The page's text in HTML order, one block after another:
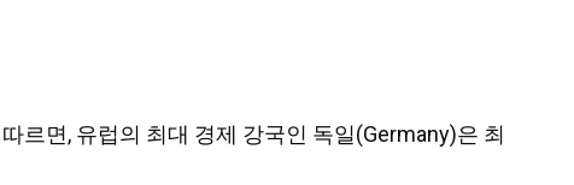
르면, 유럽의 최대 경제 강국인 독일(Germany)은 최